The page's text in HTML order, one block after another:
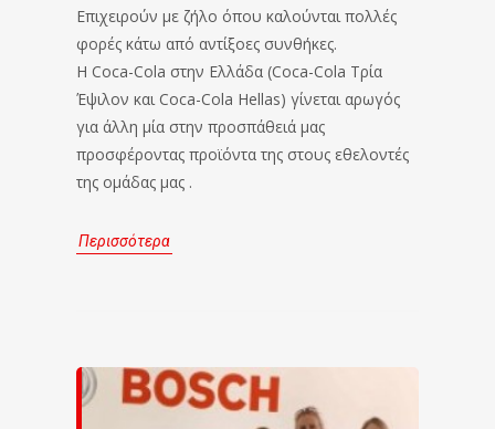
Επιχειρούν με ζήλο όπου καλούνται πολλές
φορές κάτω από αντίξοες συνθήκες.
Η Coca-Cola στην Ελλάδα (Coca-Cola Τρία
Έψιλον και Coca-Cola Hellas) γίνεται αρωγός
για άλλη μία στην προσπάθειά μας
προσφέροντας προϊόντα της στους εθελοντές
της ομάδας μας .
Περισσότερα